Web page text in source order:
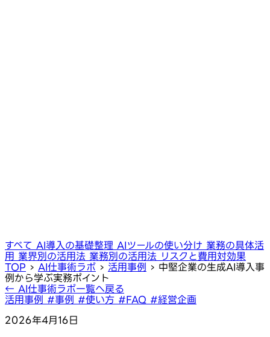
すべて AI導入の基礎整理 AIツールの使い分け 業務の具体活
用 業界別の活用法 業務別の活用法 リスクと費用対効果
TOP › AI仕事術ラボ › 活用事例 › 中堅企業の生成AI導入事
例から学ぶ実務ポイント
← AI仕事術ラボ一覧へ戻る
活用事例 #事例 #使い方 #FAQ #経営企画
2026年4月16日